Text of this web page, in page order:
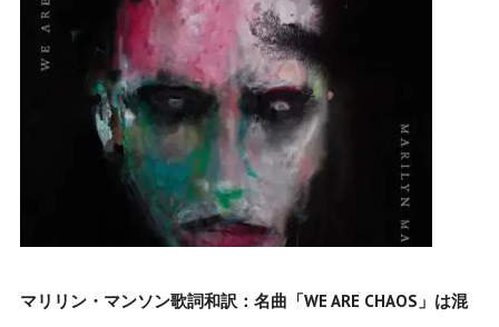
マリリン・マンソン歌詞和訳：名曲「WE ARE CHAOS」は混